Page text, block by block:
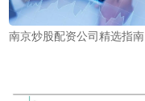
南京炒股配资公司精选指南